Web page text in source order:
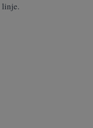
linje.